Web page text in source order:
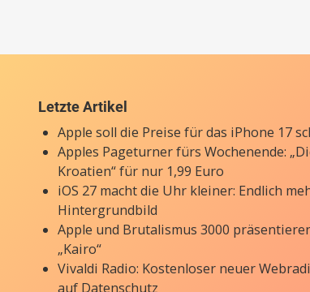
Letzte Artikel
Apple soll die Preise für das iPhone 17
Apples Pageturner fürs Wochenende:
Kroatien“ für nur 1,99 Euro
iOS 27 macht die Uhr kleiner: Endlich
Hintergrundbild
Apple und Brutalismus 3000
„Kairo“
Vivaldi Radio: Kostenloser neuer
auf Datenschutz